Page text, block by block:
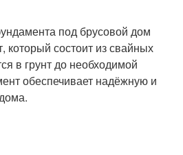
под брусовой дом
состоит из свайных
в грунт до необходимой
обеспечивает надёжную и